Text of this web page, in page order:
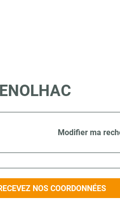
Modifier ma
NOS COORDONNÉES